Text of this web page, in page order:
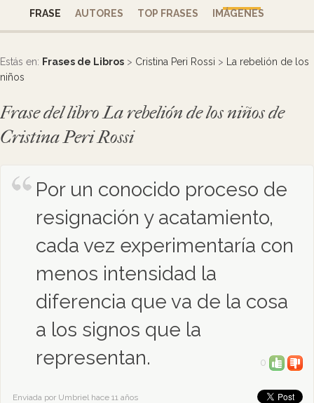
FRASE
AUTORES TOP FRASES IMÁGENES
Estás en: Frases de Libros > Cristina Peri Rossi >
La rebelión de los
niños
Frase del libro La rebelión de los niños de
Cristina Peri Rossi
Por un conocido proceso de
resignación y acatamiento,
cada vez experimentaría con
menos intensidad la
diferencia que va de la cosa
a los signos que la
representan.
0
Enviada por Umbriel hace 11 años